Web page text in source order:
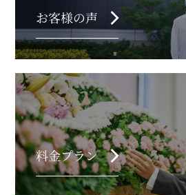
お客様の声 chevron_right
料金プランchevron_right